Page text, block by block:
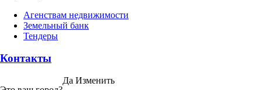
Агенствам недвижимости
Земельный банк
Тендеры
Контакты
Да Изменить